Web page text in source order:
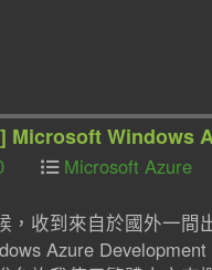
Microsoft Windows
Microsoft Azure
，收到來自於國外一間
Azure